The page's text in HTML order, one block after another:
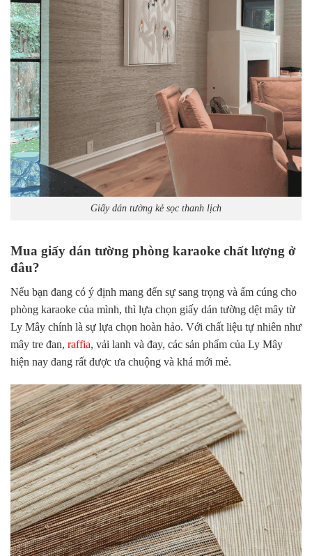
Giấy dán tường kẻ sọc thanh lịch
Mua giấy dán tường phòng karaoke chất lượng ở
đâu?
Nếu bạn đang có ý định mang đến sự sang trọng và ấm cúng cho
phòng karaoke của mình, thì lựa chọn giấy dán tường dệt mây từ
Ly Mây chính là sự lựa chọn hoàn hảo. Với chất liệu tự nhiên như
mây tre đan, raffia, vải lanh và đay, các sản phẩm của Ly Mây
hiện nay đang rất được ưa chuộng và khá mới mẻ.